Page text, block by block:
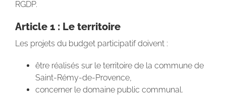
RGDP.
Article 1 : Le territoire
Les projets du budget participatif doivent :
être réalisés sur le territoire de la commune de
Saint-Rémy-de-Provence,
concerner le domaine public communal.